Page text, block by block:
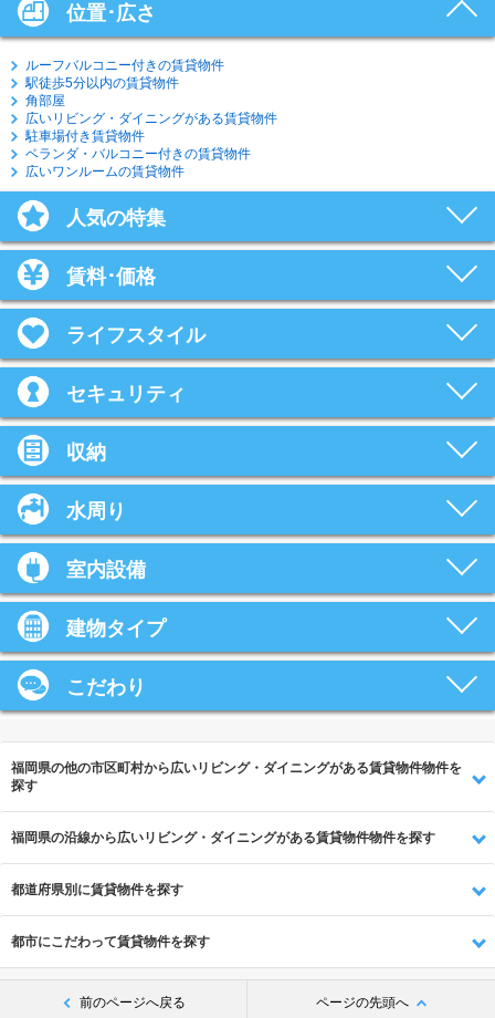
位置･広さ
ルーフバルコニー付きの賃貸物件
駅徒歩5分以内の賃貸物件
角部屋
広いリビング・ダイニングがある賃貸物件
駐車場付き賃貸物件
ベランダ・バルコニー付きの賃貸物件
広いワンルームの賃貸物件
人気の特集
賃料･価格
ライフスタイル
セキュリティ
収納
水周り
室内設備
建物タイプ
こだわり
福岡県の他の市区町村から広いリビング・ダイニングがある賃貸物件物件を
探す
福岡県の沿線から広いリビング・ダイニングがある賃貸物件物件を探す
都道府県別に賃貸物件を探す
都市にこだわって賃貸物件を探す
前のページへ戻る ページの先頭へ